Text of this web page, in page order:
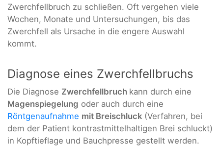
Zwerchfellbruch zu schließen. Oft vergehen viele
Wochen, Monate und Untersuchungen, bis das
Zwerchfell als Ursache in die engere Auswahl
kommt.
Diagnose eines Zwerchfellbruchs
Die Diagnose Zwerchfellbruch kann durch eine
Magenspiegelung oder auch durch eine
Röntgenaufnahme mit Breischluck (Verfahren, bei
dem der Patient kontrastmittelhaltigen Brei schluckt)
in Kopftieflage und Bauchpresse gestellt werden.